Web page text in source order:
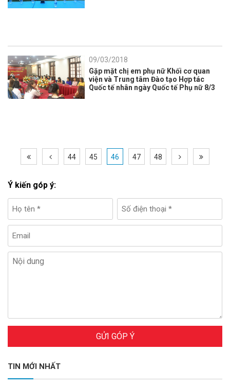
09/03/2018
Gặp mặt chị em phụ nữ Khối cơ quan
viện và Trung tâm Đào tạo Hợp tác
Quốc tế nhân ngày Quốc tế Phụ nữ 8/3
44 45 46 47 48
Ý kiến góp ý:
GỬI GÓP Ý
TIN MỚI NHẤT